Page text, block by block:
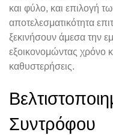
και φύλο, και επιλογή
αποτελεσματικότητα
ξεκινήσουν άμεσα την
εξοικονομώντας χρόνο
καθυστερήσεις.
Συντρόφου